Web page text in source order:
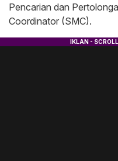
Pencarian dan
Coordinator (SMC).